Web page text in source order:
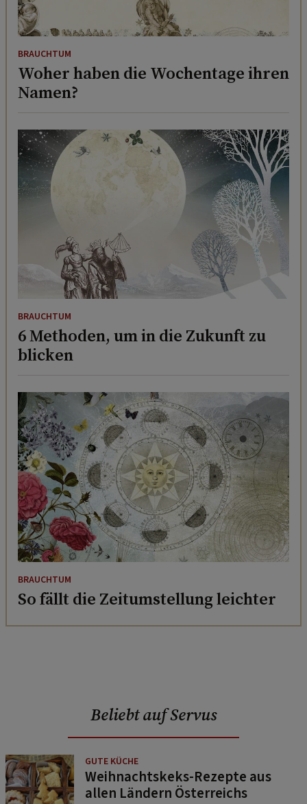
BRAUCHTUM
Woher haben die Wochentage ihren
Namen?
BRAUCHTUM
6 Methoden, um in die Zukunft zu
blicken
BRAUCHTUM
So fällt die Zeitumstellung leichter
Beliebt auf Servus
GUTE KÜCHE
Weihnachtskeks-Rezepte aus
allen Ländern Österreichs